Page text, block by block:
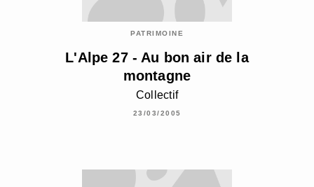
PATRIMOINE
L'Alpe 27 - Au bon air de la
montagne
Collectif
23/03/2005